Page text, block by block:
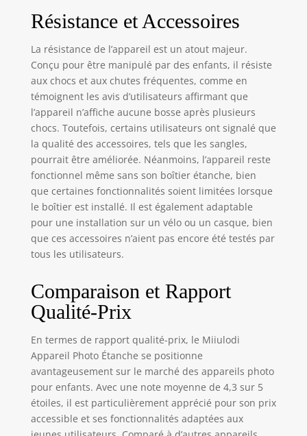
Résistance et Accessoires
La résistance de l’appareil est un atout majeur.
Conçu pour être manipulé par des enfants, il résiste
aux chocs et aux chutes fréquentes, comme en
témoignent les avis d’utilisateurs affirmant que
l’appareil n’affiche aucune bosse après plusieurs
chocs. Toutefois, certains utilisateurs ont signalé que
la qualité des accessoires, tels que les sangles,
pourrait être améliorée. Néanmoins, l’appareil reste
fonctionnel même sans son boîtier étanche, bien
que certaines fonctionnalités soient limitées lorsque
le boîtier est installé. Il est également adaptable
pour une installation sur un vélo ou un casque, bien
que ces accessoires n’aient pas encore été testés par
tous les utilisateurs.
Comparaison et Rapport
Qualité-Prix
En termes de rapport qualité-prix, le Miiulodi
Appareil Photo Étanche se positionne
avantageusement sur le marché des appareils photo
pour enfants. Avec une note moyenne de 4,3 sur 5
étoiles, il est particulièrement apprécié pour son prix
accessible et ses fonctionnalités adaptées aux